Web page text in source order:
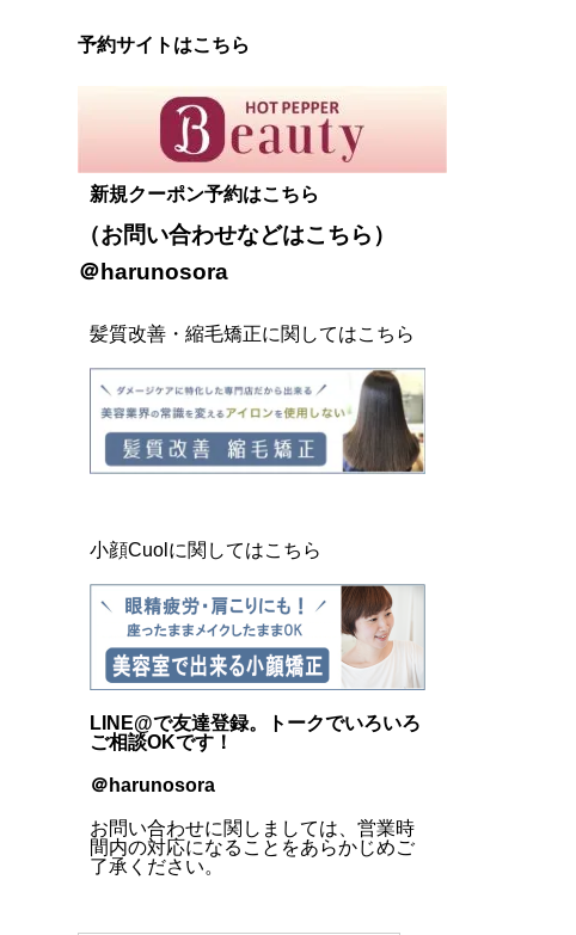
予約サイトはこちら
新規クーポン予約はこちら
（お問い合わせなどはこちら ）
＠harunosora
髪質改善・縮毛矯正に関してはこちら
小顔Cuolに関してはこちら
LINE@で友達登録。トークでいろいろ
ご相談OKです！
＠harunosora
お問い合わせに関しましては、営業時
間内の対応になることをあらかじめご
了承ください。